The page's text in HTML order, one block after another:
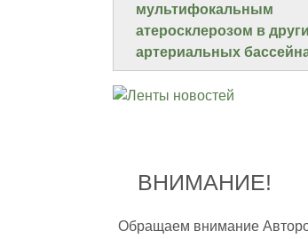
мультифокальным
атеросклерозом в
артериальных
ВНИМАНИЕ!
Обращаем внимание